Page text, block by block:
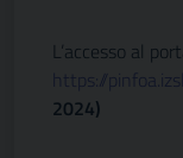
L’accesso al
https://
2024)